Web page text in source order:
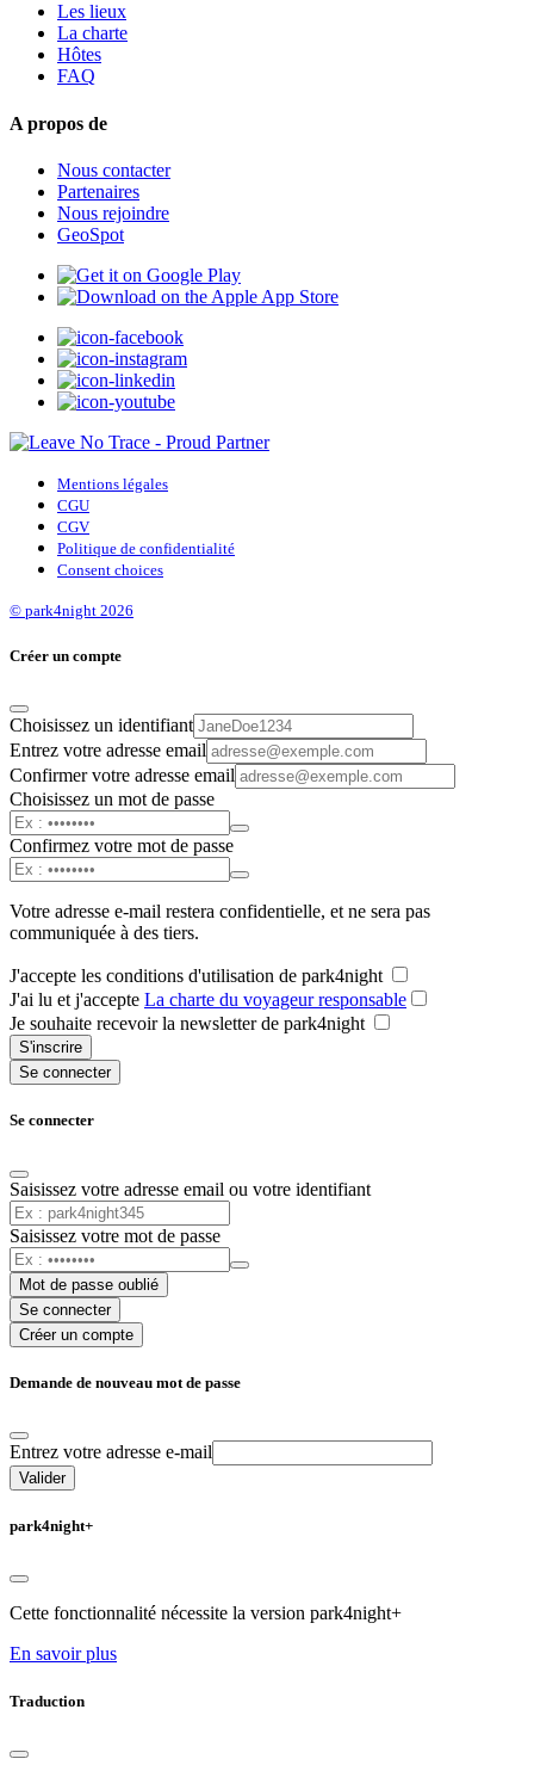
Les lieux
La charte
Hôtes
FAQ
A propos de
Nous contacter
Partenaires
Nous rejoindre
GeoSpot
Mentions légales
CGU
CGV
Politique de confidentialité
Consent choices
© park4night 2026
Créer un compte
Choisissez un identifiant
Entrez votre adresse email
Confirmer votre adresse email
Choisissez un mot de passe
Confirmez votre mot de passe
Votre adresse e-mail restera confidentielle, et ne sera pas
communiquée à des tiers.
J'accepte les conditions d'utilisation de park4night
J'ai lu et j'accepte La charte du voyageur responsable
Je souhaite recevoir la newsletter de park4night
S'inscrire
Se connecter
Se connecter
Saisissez votre adresse email ou votre identifiant
Saisissez votre mot de passe
Mot de passe oublié
Se connecter
Créer un compte
Demande de nouveau mot de passe
Entrez votre adresse e-mail
Valider
park4night+
Cette fonctionnalité nécessite la version park4night+
En savoir plus
Traduction